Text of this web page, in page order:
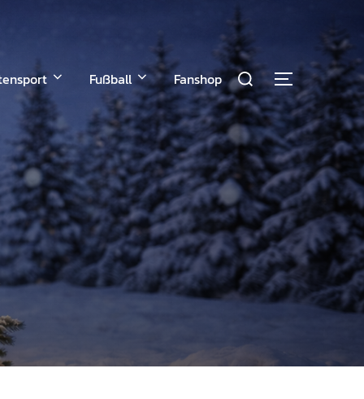
Fußball Fanshop